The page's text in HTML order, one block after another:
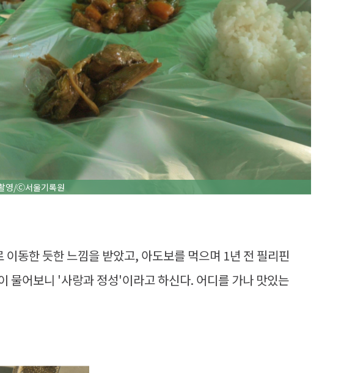
영/Ⓒ서울기록원
동한 듯한 느낌을 받았고, 아도보를 먹으며 1년 전 필리핀
물어보니 '사랑과 정성'이라고 하신다. 어디를 가나 맛있는